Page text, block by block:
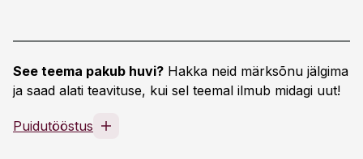
See teema pakub huvi? Hakka neid märksõnu jälgima
ja saad alati teavituse, kui sel teemal ilmub midagi uut!
Puidutööstus